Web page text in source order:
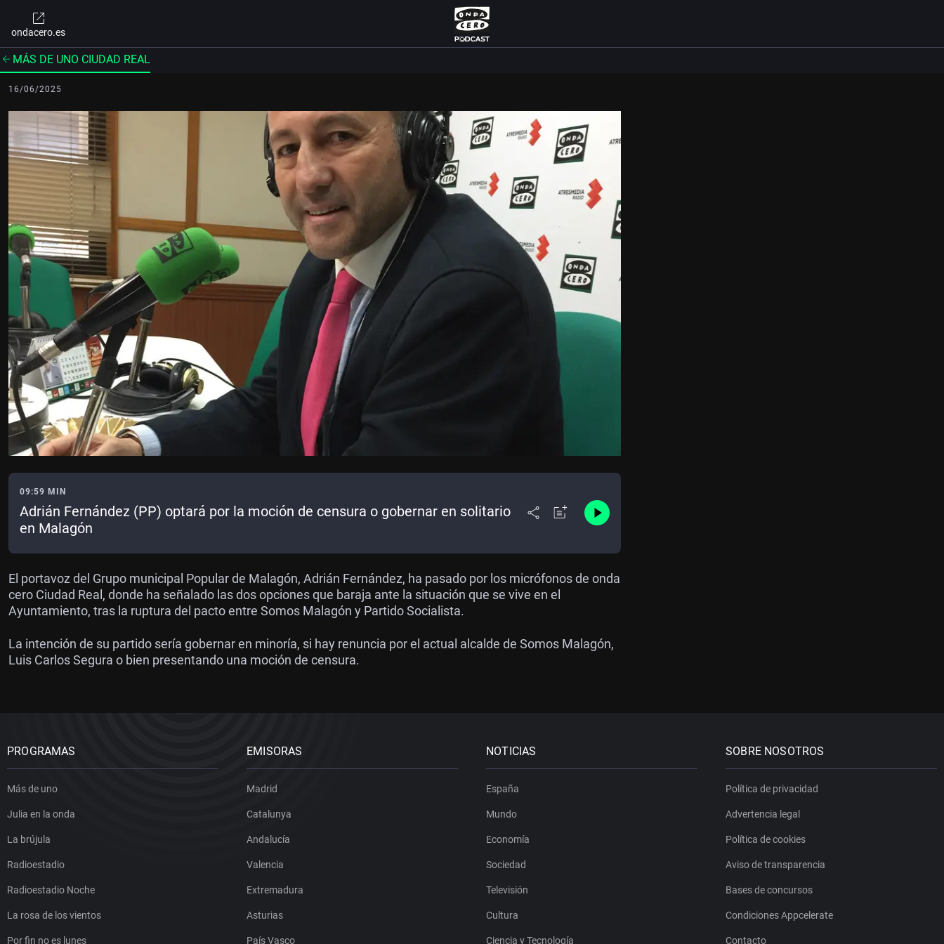
ondacero.es
MÁS DE UNO CIUDAD REAL
16/06/2025
09:59 MIN
Adrián Fernández (PP) optará por la moción de censura o gobernar en solitario
en Malagón
El portavoz del Grupo municipal Popular de Malagón, Adrián Fernández, ha pasado por los micrófonos de onda
cero Ciudad Real, donde ha señalado las dos opciones que baraja ante la situación que se vive en el
Ayuntamiento, tras la ruptura del pacto entre Somos Malagón y Partido Socialista.
La intención de su partido sería gobernar en minoría, si hay renuncia por el actual alcalde de Somos Malagón,
Luis Carlos Segura o bien presentando una moción de censura.
PROGRAMAS
Más de uno
Julia en la onda
La brújula
Radioestadio
Radioestadio Noche
La rosa de los vientos
Por fin no es lunes
EMISORAS
Madrid
Catalunya
Andalucía
Valencia
Extremadura
Asturias
País Vasco
NOTICIAS
España
Mundo
Economía
Sociedad
Televisión
Cultura
Ciencia y Tecnología
SOBRE NOSOTROS
Política de privacidad
Advertencia legal
Política de cookies
Aviso de transparencia
Bases de concursos
Condiciones Appcelerate
Contacto